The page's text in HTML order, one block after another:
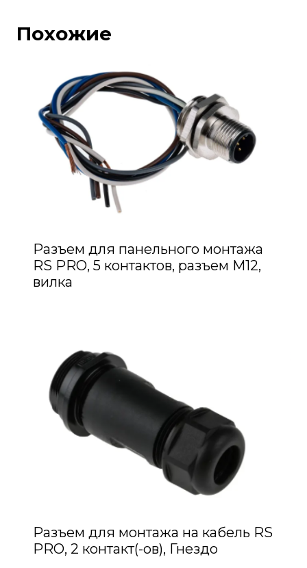
Похожие
Разъем для панельного монтажа
RS PRO, 5 контактов, разъем M12,
вилка
Разъем для монтажа на кабель RS
PRO, 2 контакт(-ов), Гнездо